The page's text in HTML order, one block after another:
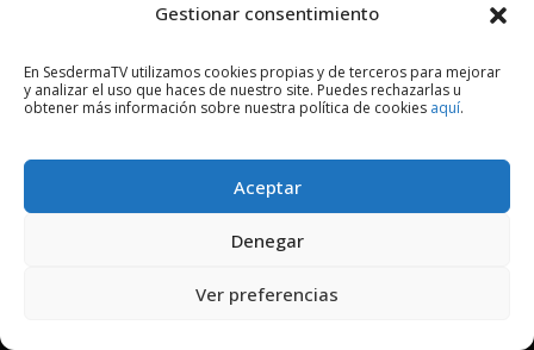
Gestionar consentimiento
En SesdermaTV utilizamos cookies propias y de terceros para mejorar
y analizar el uso que haces de nuestro site. Puedes rechazarlas u
obtener más información sobre nuestra política de cookies aquí.
Aceptar
Denegar
Ver preferencias